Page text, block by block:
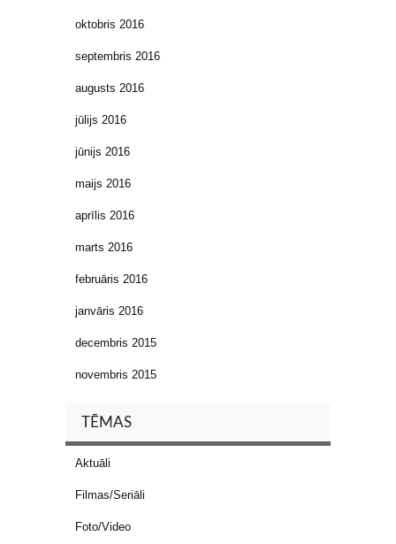
oktobris 2016
septembris 2016
augusts 2016
jūlijs 2016
jūnijs 2016
maijs 2016
aprīlis 2016
marts 2016
februāris 2016
janvāris 2016
decembris 2015
novembris 2015
TĒMAS
Aktuāli
Filmas/Seriāli
Foto/Video